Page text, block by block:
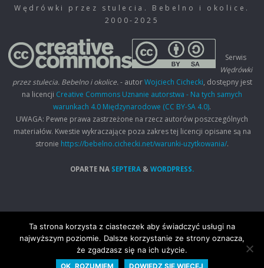
Wędrówki przez stulecia. Bebelno i okolice.
2000-2025
Serwis
Wędrówki
przez stulecia. Bebelno i okolice.- autorWojciech Cichecki, dostępny jest
na licencji Creative Commons Uznanie autorstwa - Na tych samych
warunkach 4.0 Międzynarodowe (CC BY-SA 4.0).
UWAGA: Pewne prawa zastrzeżone na rzecz autorów poszczególnych
materiałów. Kwestie wykraczające poza zakres tej licencji opisane są na
stronie https://bebelno.cichecki.net/warunki-uzytkowania/.
OPARTE NA SEPTERA & WORDPRESS.
Ta strona korzysta z ciasteczek aby świadczyć usługi na
najwyższym poziomie. Dalsze korzystanie ze strony oznacza,
że zgadzasz się na ich użycie.
OK, ROZUMIEM DOWIEDZ SIĘ WIĘCEJ